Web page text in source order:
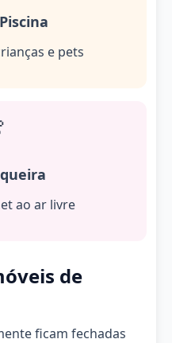
e pets
ao ar livre
de
ficam fechadas